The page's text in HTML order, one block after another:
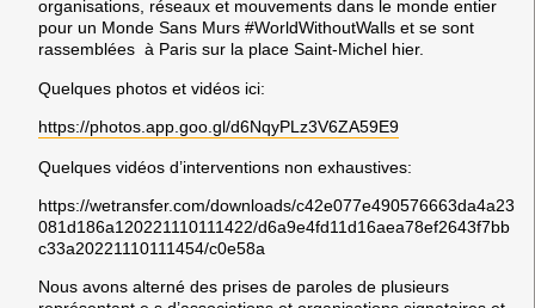
organisations, réseaux et mouvements dans le monde entier
pour un Monde Sans Murs #WorldWithoutWalls et se sont
rassemblées à Paris sur la place Saint-Michel hier.
Quelques photos et vidéos ici:
https://photos.app.goo.gl/d6NqyPLz3V6ZA59E9
Quelques vidéos d’interventions non exhaustives:
https://wetransfer.com/downloads/c42e077e490576663da4a23
081d186a120221110111422/d6a9e4fd11d16aea78ef2643f7bb
c33a20221110111454/c0e58a
Nous avons alterné des prises de paroles de plusieurs